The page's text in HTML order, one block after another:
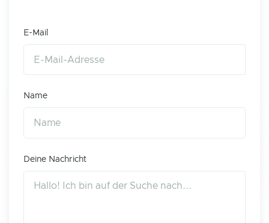
E-Mail
Name
Deine Nachricht